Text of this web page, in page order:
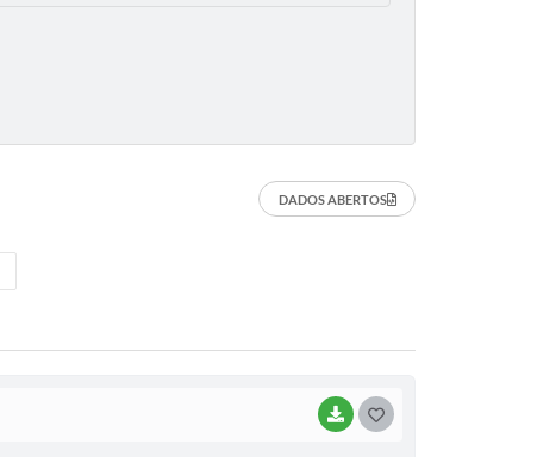
DADOS ABERTOS
BAIXAR